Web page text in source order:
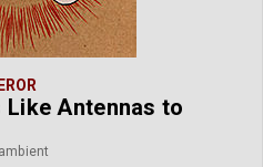
Antennas to